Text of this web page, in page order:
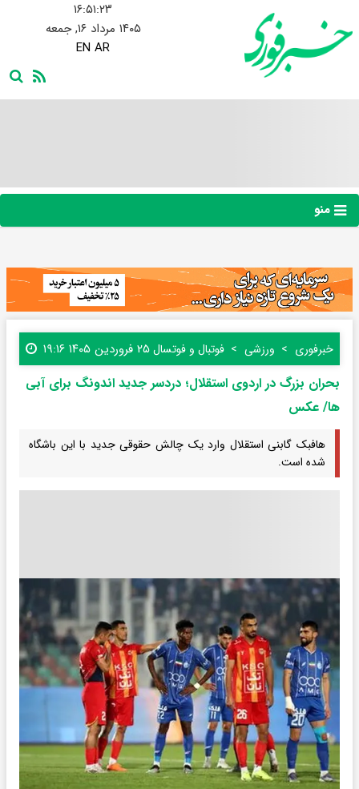
۱۶:۵۱:۲۴
۱۴۰۵ مرداد ۱۶, جمعه
EN AR
منو
خبرفوری ورزشی فوتبال و فوتسال۲۵ فروردین ۱۴۰۵ ۱۹:۱۶
بحران بزرگ در اردوی استقلال؛ دردسر جدید اندونگ برای آبی
ها/ عکس
هافبک گابنی استقلال وارد یک چالش حقوقی جدید با این باشگاه
شده است.